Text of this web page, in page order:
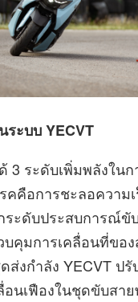
ะบบ YECVT
3 ระดับเพิ่มพลังในก
คคือการชะลอความ
ระดับประสบการณ์ขั
บคุมการเคลื่อนที่ขอ
ส่งกำลัง YECVT ป
อนเฟืองในชุดขับสา